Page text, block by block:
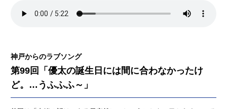
神戸からのラブソング
第99回「優太の誕生日には間に合わなかったけ
ど。…うふふふ～」